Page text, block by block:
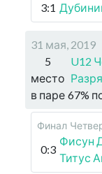
3:1
31 мая, 2019
5
место
U12
в паре 67%
Финал
0:3
Фисун
Титус